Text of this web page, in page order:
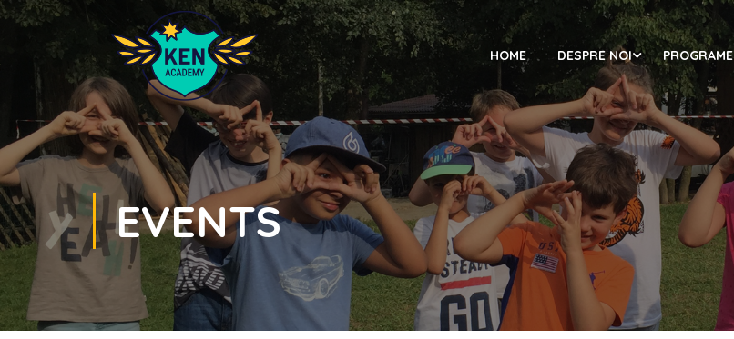
HOME DESPRE NOI PROGRAME
EVENTS